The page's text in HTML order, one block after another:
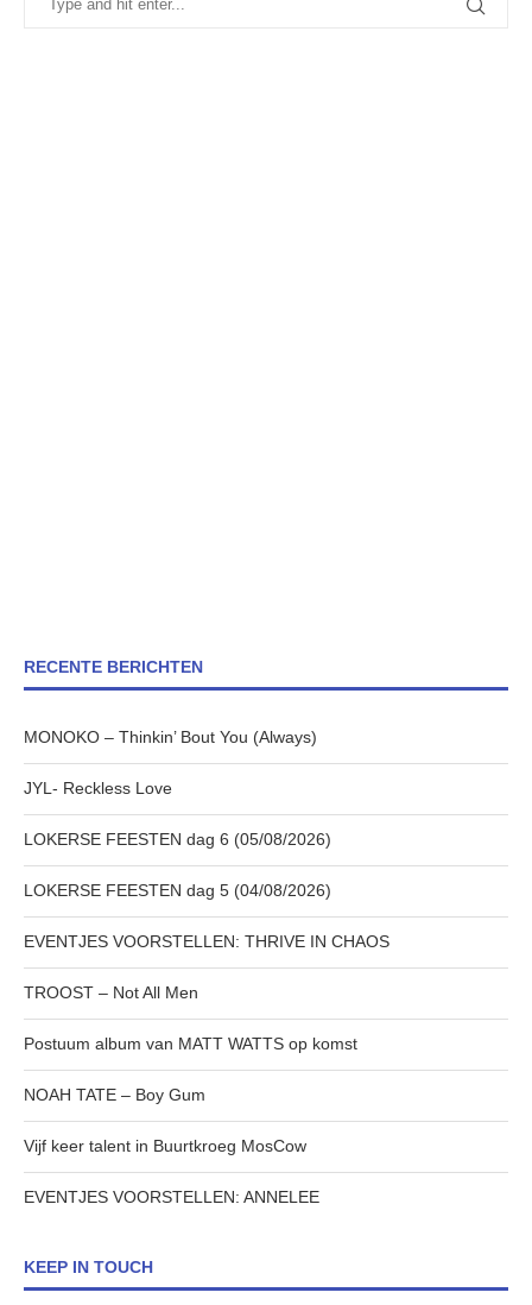
RECENTE BERICHTEN
MONOKO – Thinkin’ Bout You (Always)
JYL- Reckless Love
LOKERSE FEESTEN dag 6 (05/08/2026)
LOKERSE FEESTEN dag 5 (04/08/2026)
EVENTJES VOORSTELLEN: THRIVE IN CHAOS
TROOST – Not All Men
Postuum album van MATT WATTS op komst
NOAH TATE – Boy Gum
Vijf keer talent in Buurtkroeg MosCow
EVENTJES VOORSTELLEN: ANNELEE
KEEP IN TOUCH